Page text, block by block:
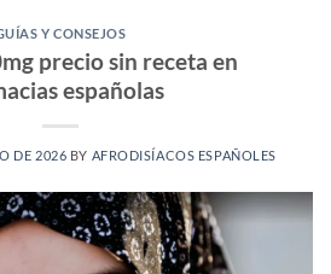
Y CONSEJOS
precio sin receta en
españolas
DE 2026 BY AFRODISÍACOS ESPAÑOLES